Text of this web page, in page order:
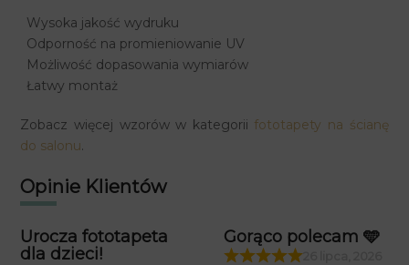
Wysoka jakość wydruku
Odporność na promieniowanie UV
Możliwość dopasowania wymiarów
Łatwy montaż
Zobacz więcej wzorów w kategorii fototapety na ścianę
do salonu.
Opinie Klientów
Urocza fototapeta
dla dzieci!
Gorąco polecam 🩵